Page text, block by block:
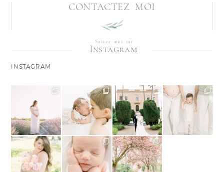
CONTACTEZ MOI
Instagram
Suivez moi sur
INSTAGRAM